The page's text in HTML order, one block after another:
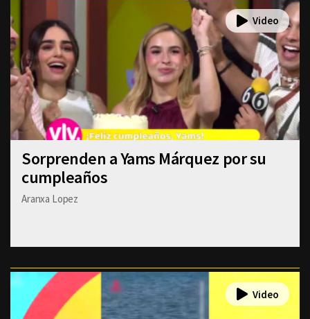
Sorprenden a Yams Márquez por su
cumpleaños
Aranxa Lopez